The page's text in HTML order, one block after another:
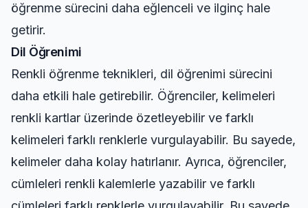
öğrenme sürecini daha eğlenceli ve ilginç hale
getirir.
Dil Öğrenimi
Renkli öğrenme teknikleri, dil öğrenimi sürecini
daha etkili hale getirebilir. Öğrenciler, kelimeleri
renkli kartlar üzerinde özetleyebilir ve farklı
kelimeleri farklı renklerle vurgulayabilir. Bu sayede,
kelimeler daha kolay hatırlanır. Ayrıca, öğrenciler,
cümleleri renkli kalemlerle yazabilir ve farklı